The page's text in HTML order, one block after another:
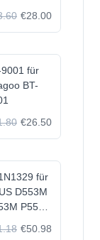
€28.00
9001 für
BT-
€26.50
für
D553M
P553
€50.98